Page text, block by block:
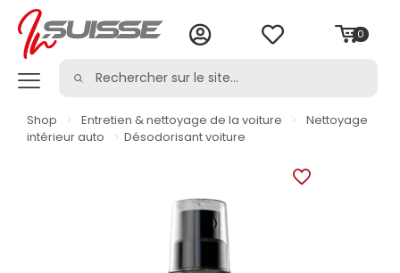
0
Shop > Entretien & nettoyage de la voiture >
Nettoyage
intérieur auto
> Désodorisant voiture